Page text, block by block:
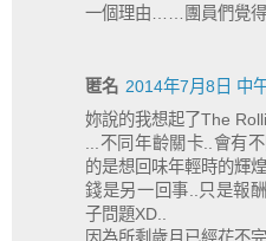
一個理由……團員們覺得
匿名 2014年7月8日 中
妳說的我想起了The
...不同年齡關卡..會有
的是想回味年輕時的輝煌
錢是另一回事..只是報
子問題XD..
因為所剩歲月已經花不